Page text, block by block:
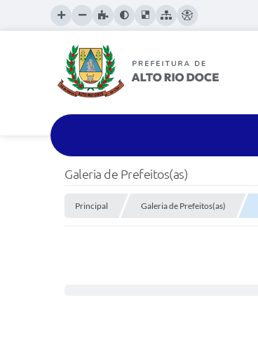
Galeria de Prefeitos(as)
Principal Galeria de Prefeitos(as)